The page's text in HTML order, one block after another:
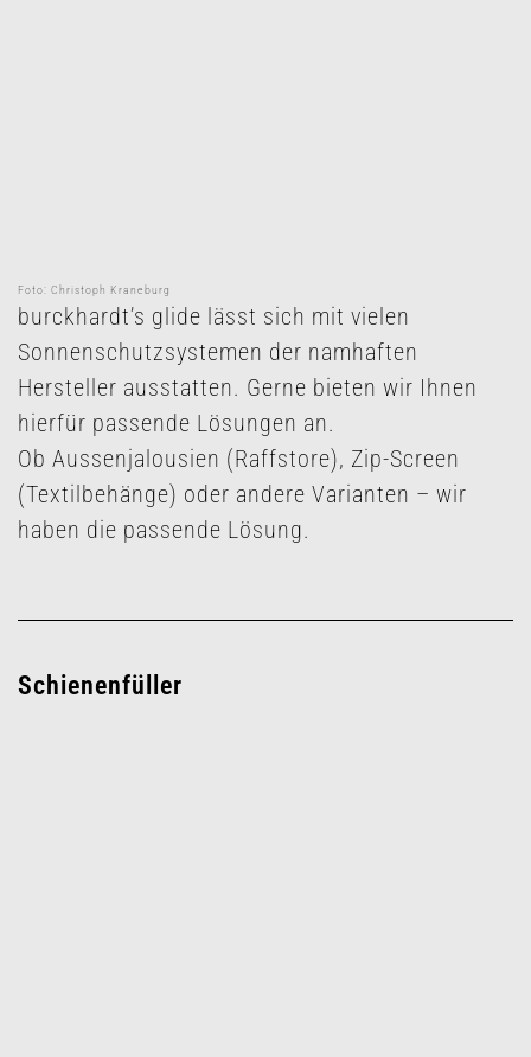
Foto: Christoph Kraneburg
burckhardt’s glide lässt sich mit vielen
Sonnenschutzsystemen der namhaften
Hersteller ausstatten. Gerne bieten wir Ihnen
hierfür passende Lösungen an.
Ob Aussenjalousien (Raffstore), Zip-Screen
(Textilbehänge) oder andere Varianten – wir
haben die passende Lösung.
Schienenfüller